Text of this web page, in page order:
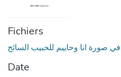
Fichiers
Date